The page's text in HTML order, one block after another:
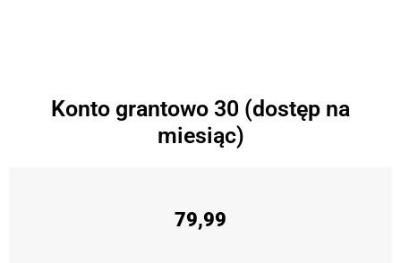
Konto grantowo 30 (dostęp na
miesiąc)
79,99